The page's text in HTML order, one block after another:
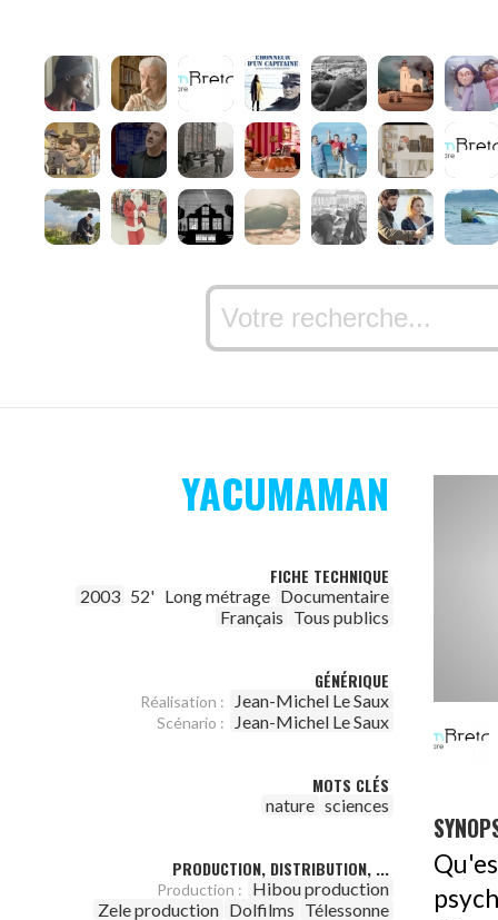
YACUMAMAN
FICHE TECHNIQUE
2003 52' Long métrage Documentaire
Français Tous publics
GÉNÉRIQUE
Réalisation : Jean-Michel Le Saux
Scénario : Jean-Michel Le Saux
MOTS CLÉS
nature sciences
PRODUCTION, DISTRIBUTION, ...
Production :
Hibou production
Zele production Dolfilms Télessonne